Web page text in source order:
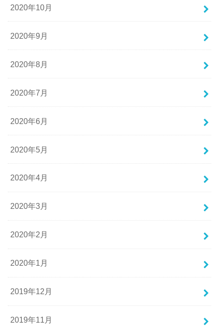
2020年10月
2020年9月
2020年8月
2020年7月
2020年6月
2020年5月
2020年4月
2020年3月
2020年2月
2020年1月
2019年12月
2019年11月